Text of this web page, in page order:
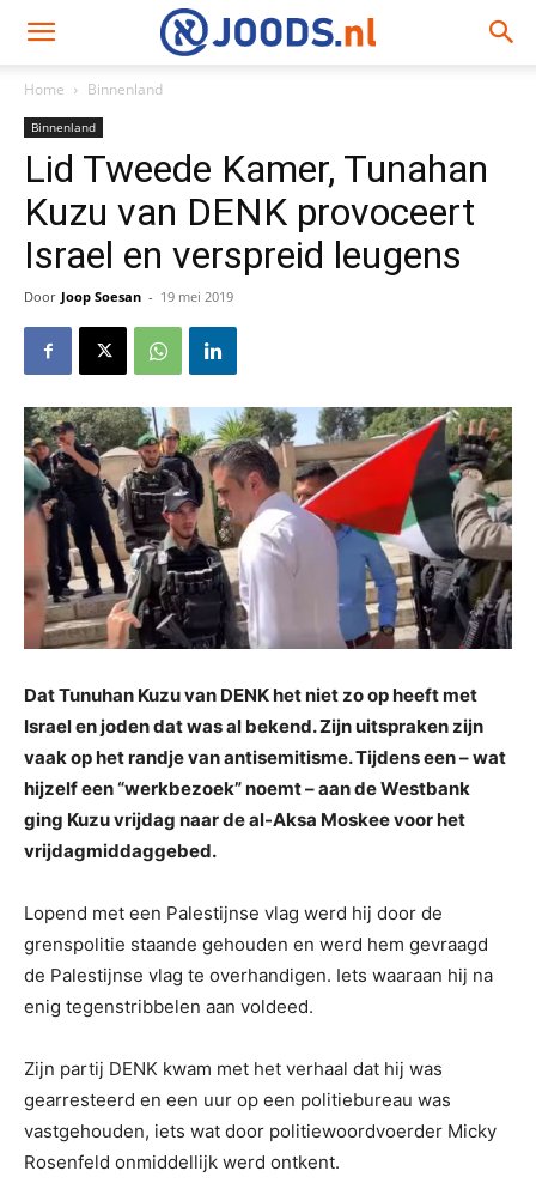
Home Binnenland
Binnenland
Lid Tweede Kamer, Tunahan
Kuzu van DENK provoceert
Israel en verspreid leugens
Door Joop Soesan - 19 mei 2019
Dat Tunuhan Kuzu van DENK het niet zo op heeft met
Israel en joden dat was al bekend. Zijn uitspraken zijn
vaak op het randje van antisemitisme. Tijdens een – wat
hijzelf een “werkbezoek” noemt – aan de Westbank
ging Kuzu vrijdag naar de al-Aksa Moskee voor het
vrijdagmiddaggebed.
Lopend met een Palestijnse vlag werd hij door de
grenspolitie staande gehouden en werd hem gevraagd
de Palestijnse vlag te overhandigen. Iets waaraan hij na
enig tegenstribbelen aan voldeed.
Zijn partij DENK kwam met het verhaal dat hij was
gearresteerd en een uur op een politiebureau was
vastgehouden, iets wat door politiewoordvoerder Micky
Rosenfeld onmiddellijk werd ontkent.